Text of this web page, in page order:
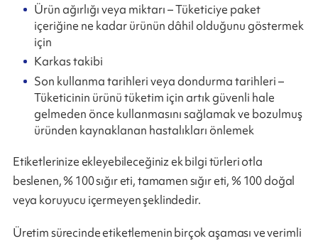
Ürün ağırlığı veya miktarı – Tüketiciye paket
içeriğine ne kadar ürünün dâhil olduğunu göstermek
için
Karkas takibi
Son kullanma tarihleri veya dondurma tarihleri –
Tüketicinin ürünü tüketim için artık güvenli hale
gelmeden önce kullanmasını sağlamak ve bozulmuş
üründen kaynaklanan hastalıkları önlemek
Etiketlerinize ekleyebileceğiniz ek bilgi türleri otla
beslenen, % 100 sığır eti, tamamen sığır eti, % 100 doğal
veya koruyucu içermeyen şeklindedir.
Üretim sürecinde etiketlemenin birçok aşaması ve verimli